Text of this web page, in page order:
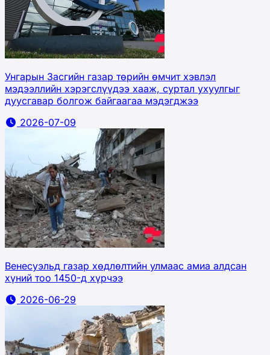
Унгарын Засгийн газар төрийн өмчит хэвлэл
мэдээллийн хэрэгслүүдээ хааж, суртал ухуулгыг
дуусгавар болгож байгаагаа мэдэгджээ
2026-07-09
Венесуэльд газар хөдлөлтийн улмаас амиа алдсан
хүний тоо 1450-д хүрчээ
2026-06-29